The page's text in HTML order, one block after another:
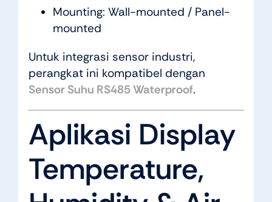
Mounting: Wall-mounted / Panel-
mounted
Untuk integrasi sensor industri,
perangkat ini kompatibel dengan
Sensor Suhu RS485 Waterproof.
Aplikasi Display
Temperature,